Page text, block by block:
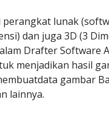
perangkat lunak
dan juga 3D (3
Drafter Software
menjadikan hasil
gambar
lainnya.